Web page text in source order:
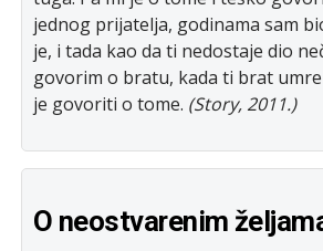
jednog prijatelja, godinama sam
je, i tada kao da ti nedostaje dio
govorim o bratu, kada ti brat
je govoriti o tome. (Story, 2011.)
O neostvarenim